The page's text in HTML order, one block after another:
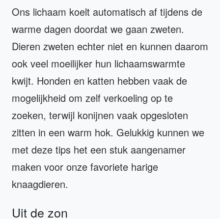
Ons lichaam koelt automatisch af tijdens de
warme dagen doordat we gaan zweten.
Dieren zweten echter niet en kunnen daarom
ook veel moeilijker hun lichaamswarmte
kwijt. Honden en katten hebben vaak de
mogelijkheid om zelf verkoeling op te
zoeken, terwijl konijnen vaak opgesloten
zitten in een warm hok. Gelukkig kunnen we
met deze tips het een stuk aangenamer
maken voor onze favoriete harige
knaagdieren.
Uit de zon